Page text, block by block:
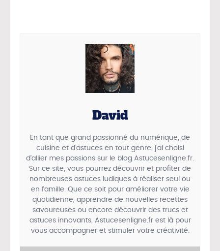
David
En tant que grand passionné du numérique, de
cuisine et d’astuces en tout genre, j’ai choisi
d’allier mes passions sur le blog Astucesenligne.fr.
Sur ce site, vous pourrez découvrir et profiter de
nombreuses astuces ludiques à réaliser seul ou
en famille. Que ce soit pour améliorer votre vie
quotidienne, apprendre de nouvelles recettes
savoureuses ou encore découvrir des trucs et
astuces innovants, Astucesenligne.fr est là pour
vous accompagner et stimuler votre créativité.